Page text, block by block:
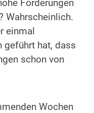
Forderungen
Wahrscheinlich.
einmal
geführt hat, dass
schon von
Wochen